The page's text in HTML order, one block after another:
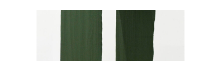
Percée flottante